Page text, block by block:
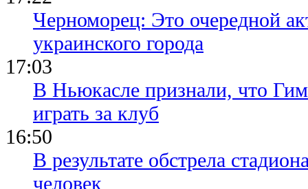
Черноморец: Это очередной
украинского города
17:03
В Ньюкасле признали, что
играть за клуб
16:50
В результате обстрела
человек